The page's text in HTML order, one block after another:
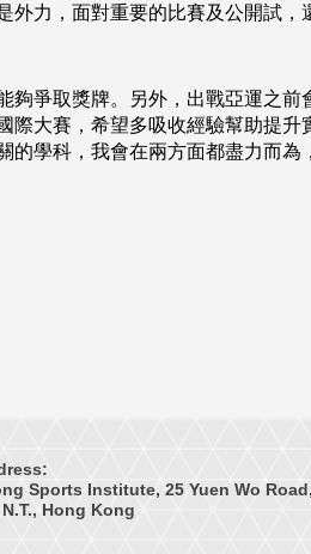
外力，面對重要的比賽及公開試，
夠爭取獎牌。另外，出戰亞運之前
際大賽，希望多吸收經驗幫助提升
的學科，我會在兩方面都盡力而為
Sports Institute, 25 Yuen Wo Road,
Hong Kong